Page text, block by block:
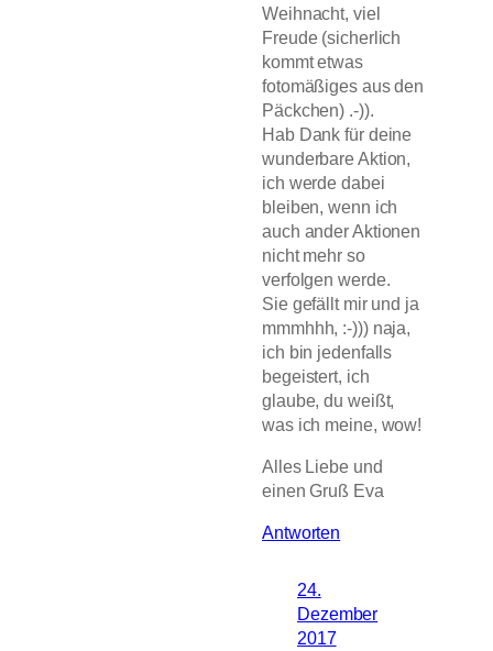
Weihnacht, viel
Freude (sicherlich
kommt etwas
fotomäßiges aus den
Päckchen) .-)).
Hab Dank für deine
wunderbare Aktion,
ich werde dabei
bleiben, wenn ich
auch ander Aktionen
nicht mehr so
verfolgen werde.
Sie gefällt mir und ja
mmmhhh, :-))) naja,
ich bin jedenfalls
begeistert, ich
glaube, du weißt,
was ich meine, wow!
Alles Liebe und
einen Gruß Eva
Antworten
24.
Dezember
2017